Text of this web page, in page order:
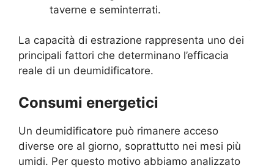
taverne e seminterrati.
La capacità di estrazione rappresenta uno dei
principali fattori che determinano l’efficacia
reale di un deumidificatore.
Consumi energetici
Un deumidificatore può rimanere acceso
diverse ore al giorno, soprattutto nei mesi più
umidi. Per questo motivo abbiamo analizzato